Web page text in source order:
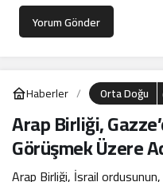
Yorum Gönder
Haberler Orta Doğu
Arap Birliği,
Görüşmek Üzere
Arap Birliği, İsrail